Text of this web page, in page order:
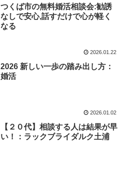
つくば市の無料婚活相談会:勧誘
なしで安心,話すだけで心が軽く
なる
2026.01.22
2026 新しい一歩の踏み出し方：
婚活
2026.01.02
【２０代】相談する人は結果が早
い！：ラックブライダルク土浦